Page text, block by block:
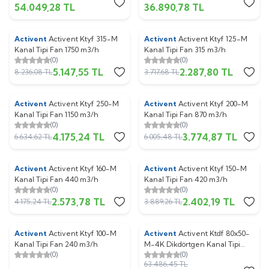
54.049,28 TL 36.890,78 TL
%38
Activent Activent Ktyf 315-M
Kanal Tipi Fan 1750 m3/h
(0)
8.236,08TL5.147,55 TL
%38
Activent Activent Ktyf 125-M
Kanal Tipi Fan 315 m3/h
(0)
3.717,68TL2.287,80 TL
%37
Activent Activent Ktyf 250-M
Kanal Tipi Fan 1150 m3/h
(0)
6.634,62TL4.175,24 TL
%37
Activent Activent Ktyf 200-M
Kanal Tipi Fan 870 m3/h
(0)
6.005,48TL3.774,87 TL
%38
Activent Activent Ktyf 160-M
Kanal Tipi Fan 440 m3/h
(0)
4.175,24TL2.573,78 TL
%38
Activent Activent Ktyf 150-M
Kanal Tipi Fan 420 m3/h
(0)
3.889,26TL2.402,19 TL
%38
Activent Activent Ktyf 100-M
Kanal Tipi Fan 240 m3/h
(0)
%37
Activent Activent Ktdf 80x50-
M-4K Dikdörtgen Kanal Tipi
Fan (7750 m3/h)
(0)
63.486,45TL